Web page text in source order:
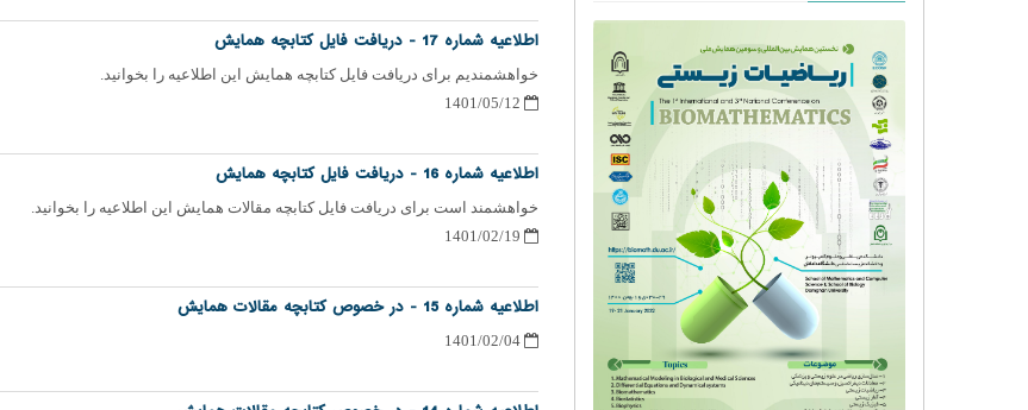
اطلاعیه شماره 17 - دریافت فایل کتابچه همایش
خواهشمندیم برای دریافت فایل کتابچه همایش این اطلاعیه را بخوانید.
اطلاعیه شماره 16 - دریافت فایل کتابچه همایش
خواهشمند است برای دریافت فایل کتابچه مقالات همایش این اطلاعیه را بخوانید.
اطلاعیه شماره 15 - در خصوص کتابچه مقالات همایش